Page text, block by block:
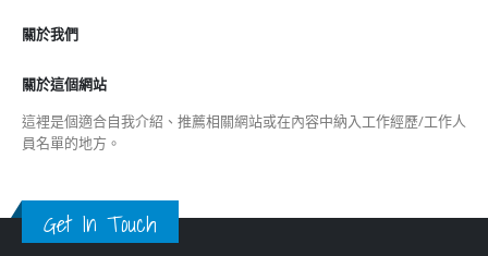
關於我們
關於這個網站
這裡是個適合自我介紹、推薦相關網站或在內容中納入工作經歷/工作人
員名單的地方。
Get In Touch